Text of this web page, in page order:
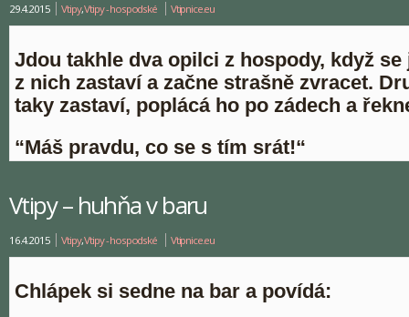
29.4.2015 Vtipy,Vtipy - hospodské Vtipnice.eu
Jdou takhle dva opilci z hospody, když se
z nich zastaví a začne strašně zvracet.
taky zastaví, poplácá ho po zádech a
“Máš pravdu, co se s tím srát!“
Vtipy – huhňa v baru
16.4.2015 Vtipy,Vtipy - hospodské Vtipnice.eu
Chlápek si sedne na bar a povídá: